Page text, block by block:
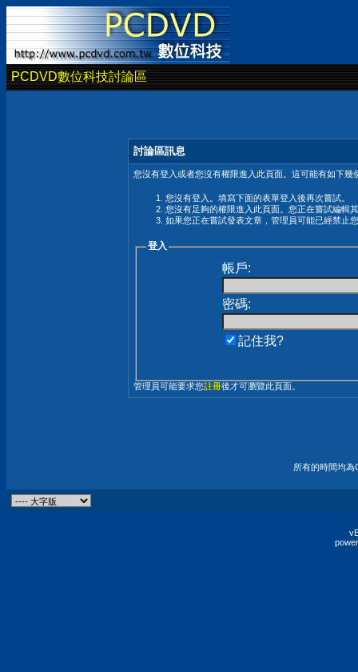
PCDVD數位科技討論區
討論區訊息
您沒有登入或者您沒有權限進入此頁面。這可能有如下幾
您沒有登入。填寫下面的表單登入後再次嘗試。
您沒有足夠的權限進入此頁面。您正在嘗試編輯
如果您正在嘗試發表文章，管理員可能已經禁止
登入
帳戶:
密碼:
記住我?
管理員可能要求您註冊後才可瀏覽此頁面。
所有的時間均為